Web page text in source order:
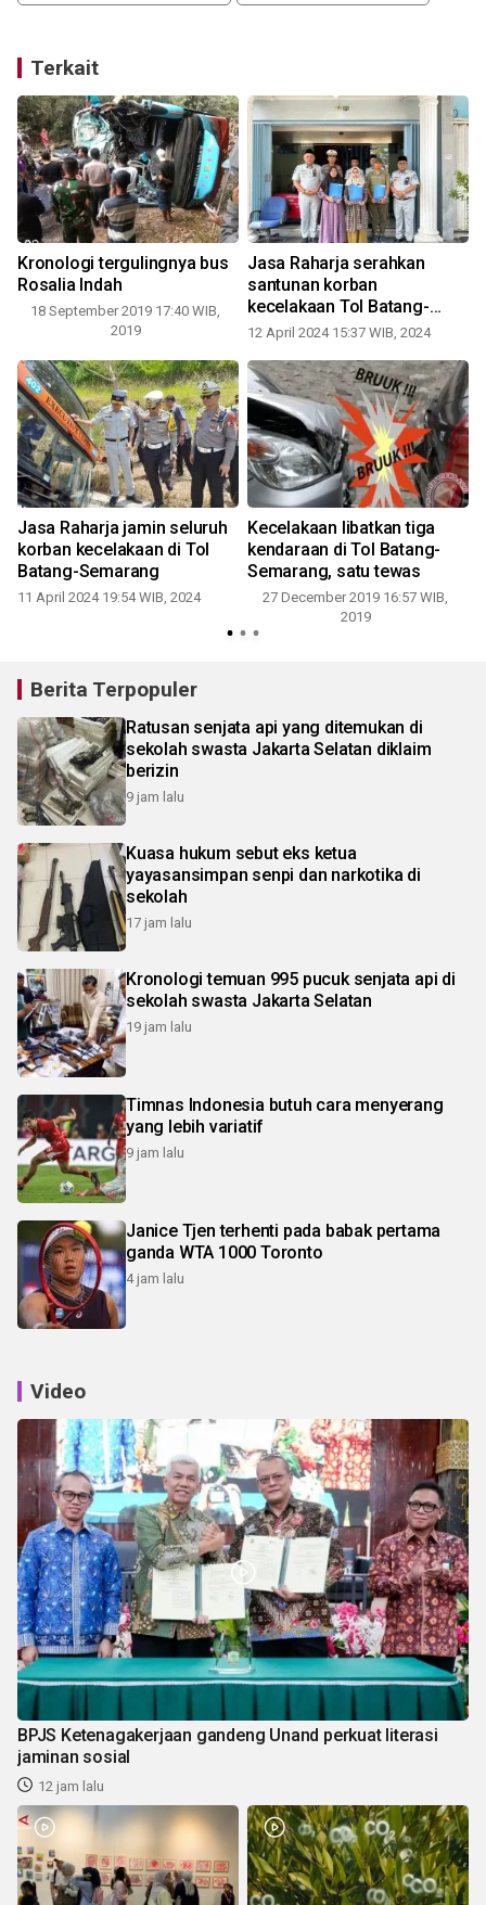
Terkait
Kronologi tergulingnya bus
Rosalia Indah
18 September 2019 17:40 WIB,
2019
Jasa Raharja serahkan
santunan korban
kecelakaan Tol Batang-
Semarang
12 April 2024 15:37 WIB, 2024
Jasa Raharja jamin seluruh
korban kecelakaan di Tol
Batang-Semarang
11 April 2024 19:54 WIB, 2024
Kecelakaan libatkan tiga
kendaraan di Tol Batang-
Semarang, satu tewas
27 December 2019 16:57 WIB,
2019
Berita Terpopuler
Ratusan senjata api yang ditemukan di
sekolah swasta Jakarta Selatan diklaim
berizin
9 jam lalu
Kuasa hukum sebut eks ketua
yayasansimpan senpi dan narkotika di
sekolah
17 jam lalu
Kronologi temuan 995 pucuk senjata api di
sekolah swasta Jakarta Selatan
19 jam lalu
Timnas Indonesia butuh cara menyerang
yang lebih variatif
9 jam lalu
Janice Tjen terhenti pada babak pertama
ganda WTA 1000 Toronto
4 jam lalu
Video
BPJS Ketenagakerjaan gandeng Unand perkuat literasi
jaminan sosial
12 jam lalu